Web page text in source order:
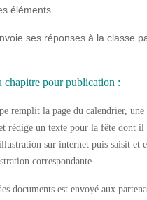
éléments.
ses réponses à la classe
chapitre pour publication :
remplit la page du calendrier,
rédige un texte pour la fête dont il
sur internet puis saisit et
correspondante.
documents est envoyé aux